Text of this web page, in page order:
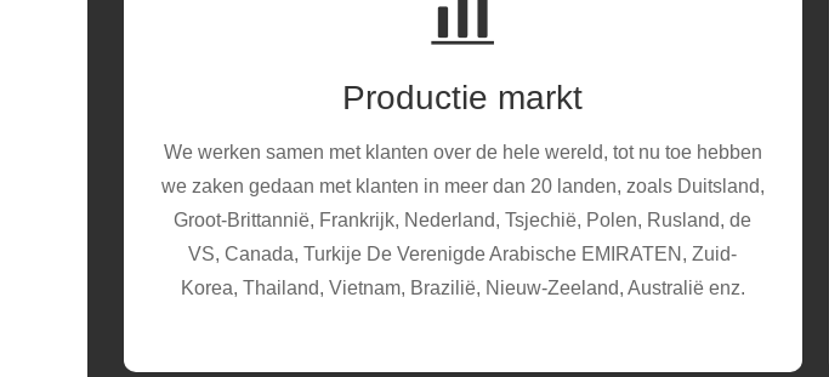
Productie markt
We werken samen met klanten over de hele wereld, tot nu toe hebben
we zaken gedaan met klanten in meer dan 20 landen, zoals Duitsland,
Groot-Brittannië, Frankrijk, Nederland, Tsjechië, Polen, Rusland, de
VS, Canada, Turkije De Verenigde Arabische EMIRATEN, Zuid-
Korea, Thailand, Vietnam, Brazilië, Nieuw-Zeeland, Australië enz.